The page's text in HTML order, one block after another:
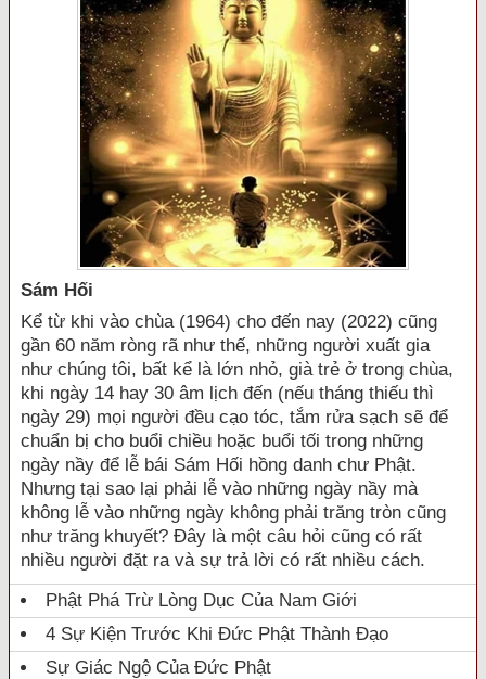
Sám Hối
Kể từ khi vào chùa (1964) cho đến nay (2022) cũng
gần 60 năm ròng rã như thế, những người xuất gia
như chúng tôi, bất kể là lớn nhỏ, già trẻ ở trong chùa,
khi ngày 14 hay 30 âm lịch đến (nếu tháng thiếu thì
ngày 29) mọi người đều cạo tóc, tắm rửa sạch sẽ để
chuẩn bị cho buổi chiều hoặc buổi tối trong những
ngày nầy để lễ bái Sám Hối hồng danh chư Phật.
Nhưng tại sao lại phải lễ vào những ngày nầy mà
không lễ vào những ngày không phải trăng tròn cũng
như trăng khuyết? Đây là một câu hỏi cũng có rất
nhiều người đặt ra và sự trả lời có rất nhiều cách.
Phật Phá Trừ Lòng Dục Của Nam Giới
4 Sự Kiện Trước Khi Đức Phật Thành Đạo
Sự Giác Ngộ Của Đức Phật